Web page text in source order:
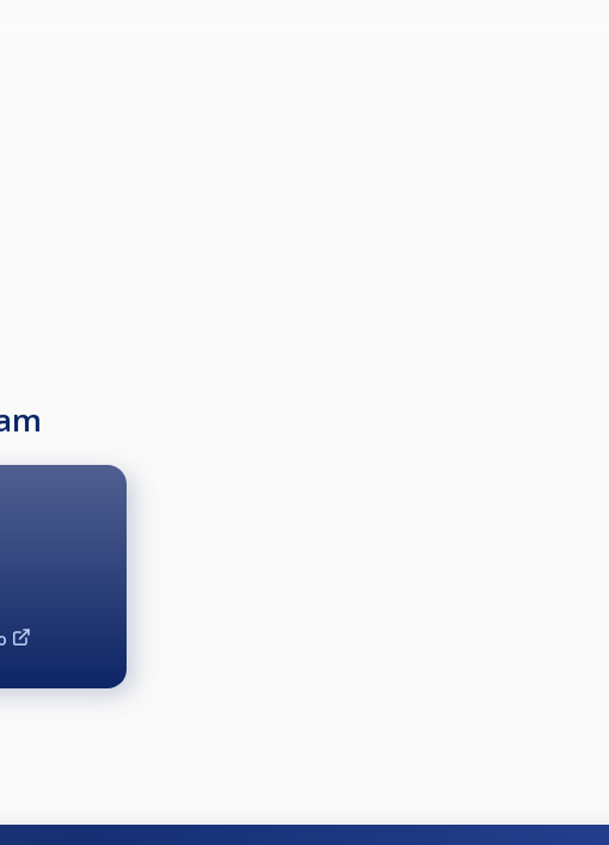
under helgen är Morgan Högren.
DITT ansvar att DU följer gällande Tävlingsbestämmelser, de finns
Jag kan INTE bedöma något jag inte såg.
vi SnookerOn för både stream och poäng.
1, 3, 4, 5. Semi + final på söndagen, domare i final. För dom som
rankingpoäng eller prispengar, som spelas på söndagen vid